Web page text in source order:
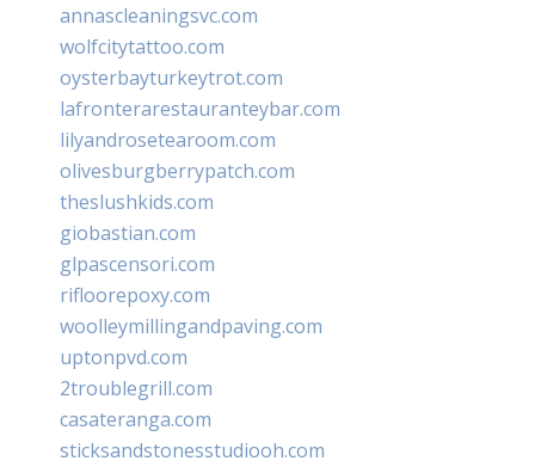
annascleaningsvc.com
wolfcitytattoo.com
oysterbayturkeytrot.com
lafronterarestauranteybar.com
lilyandrosetearoom.com
olivesburgberrypatch.com
theslushkids.com
giobastian.com
glpascensori.com
rifloorepoxy.com
woolleymillingandpaving.com
uptonpvd.com
2troublegrill.com
casateranga.com
sticksandstonesstudiooh.com